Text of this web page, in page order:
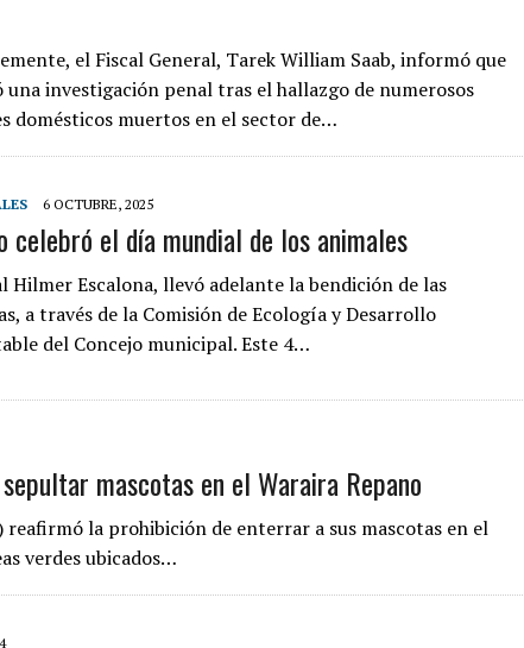
el Fiscal General, Tarek William Saab, informó que
una investigación penal tras el hallazgo de numerosos
domésticos muertos en el sector de…
6 OCTUBRE, 2025
celebró el día mundial de los animales
Hilmer Escalona, llevó adelante la bendición de las
a través de la Comisión de Ecología y Desarrollo
del Concejo municipal. Este 4…
mascotas en el Waraira Repano
la prohibición de enterrar a sus mascotas en el
verdes ubicados…